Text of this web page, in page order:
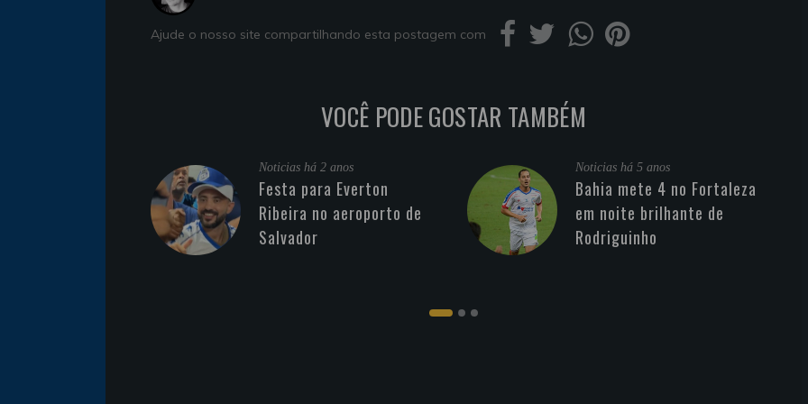
Ajude o nosso site compartilhando esta postagem com
VOCÊ PODE GOSTAR TAMBÉM
Noticias há 2 anos
Festa para Everton
Ribeira no aeroporto de
Salvador
Noticias há 5 anos
Bahia mete 4 no Fortaleza
em noite brilhante de
Rodriguinho